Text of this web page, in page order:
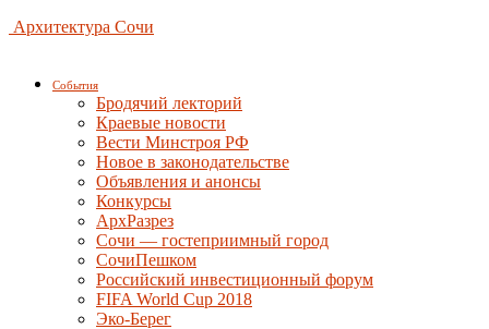
Архитектура Сочи
События
Бродячий лекторий
Краевые новости
Вести Минстроя РФ
Новое в законодательстве
Объявления и анонсы
Конкурсы
АрхРазрез
Сочи — гостеприимный город
СочиПешком
Российский инвестиционный форум
FIFA World Cup 2018
Эко-Берег